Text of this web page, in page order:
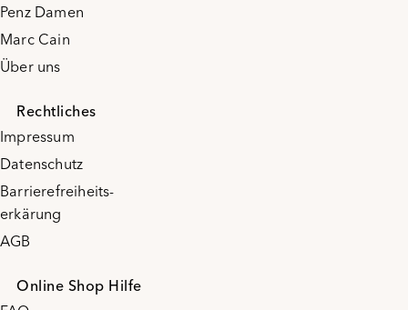
Penz Damen
Marc Cain
Über uns
Rechtliches
Impressum
Datenschutz
Barrierefreiheits-
erkärung
AGB
Online Shop Hilfe